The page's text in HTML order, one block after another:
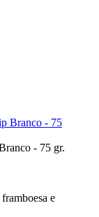
- 75 gr.
e